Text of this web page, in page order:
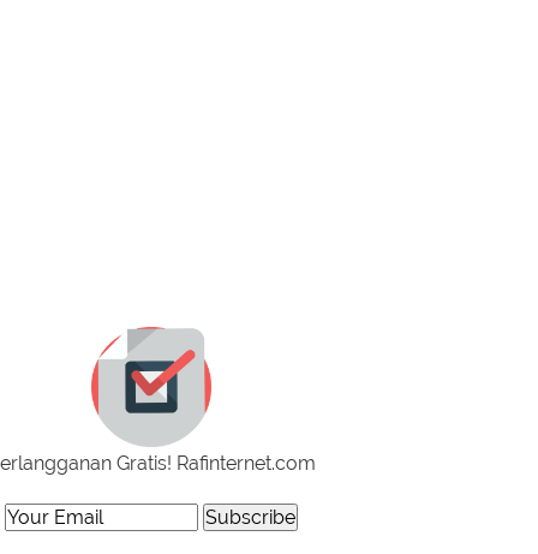
Gratis! Rafinternet.com